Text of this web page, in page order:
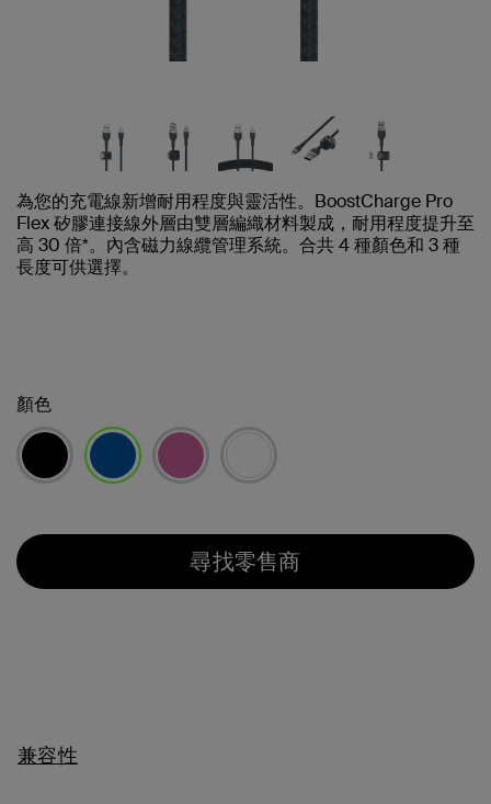
為您的充電線新增耐用程度與靈活性。BoostCharge Pro
Flex 矽膠連接線外層由雙層編織材料製成，耐用程度提升至
高 30 倍*。內含磁力線纜管理系統。合共 4 種顏色和 3 種
長度可供選擇。
顏色
尋找零售商
兼容性